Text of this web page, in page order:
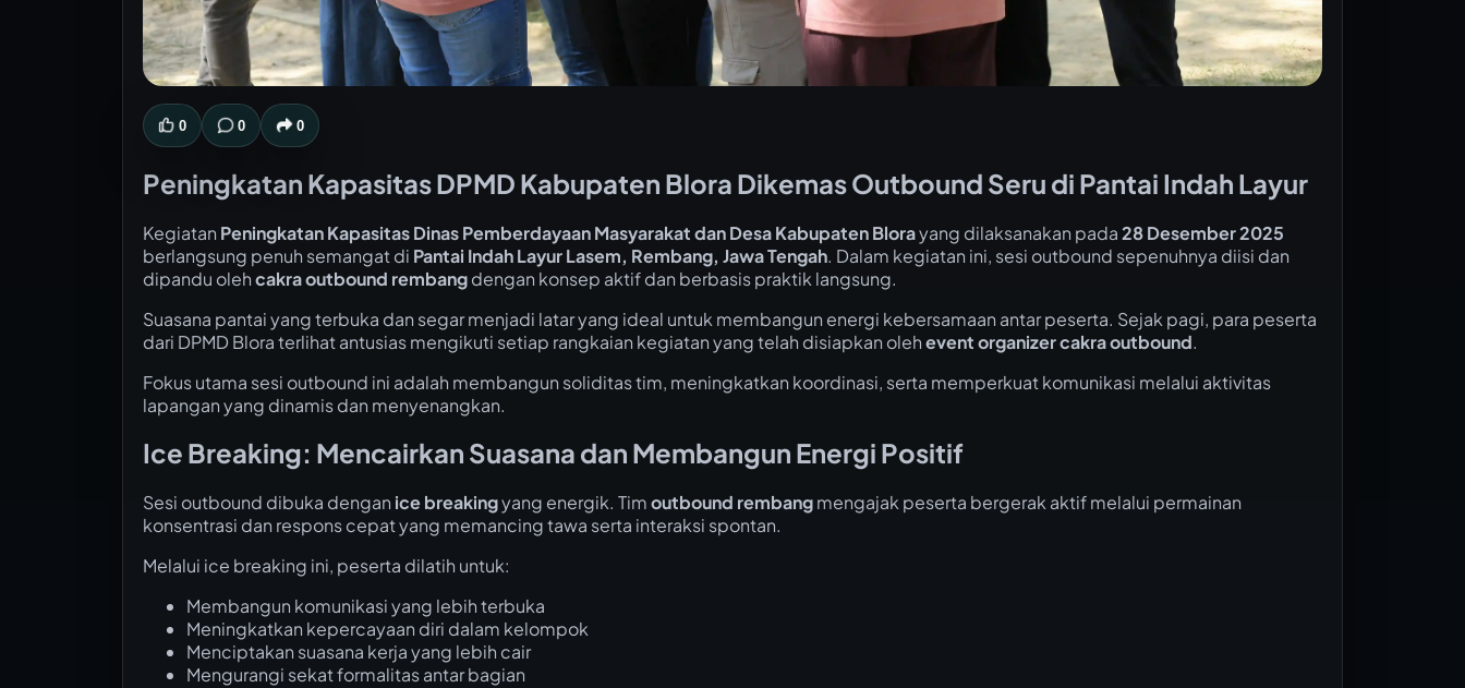
0 0 0
Peningkatan Kapasitas DPMD Kabupaten Blora Dikemas Outbound Seru di Pantai Indah Layur
Kegiatan Peningkatan Kapasitas Dinas Pemberdayaan Masyarakat dan Desa Kabupaten Blorayang dilaksanakan pada28 Desember 2025
berlangsung penuh semangat di Pantai Indah Layur Lasem, Rembang, Jawa Tengah. Dalam kegiatan ini, sesi outbound sepenuhnya diisi dan
dipandu olehcakra outbound rembangdengan konsep aktif dan berbasis praktik langsung.
Suasana pantai yang terbuka dan segar menjadi latar yang ideal untuk membangun energi kebersamaan antar peserta. Sejak pagi, para peserta
dari DPMD Blora terlihat antusias mengikuti setiap rangkaian kegiatan yang telah disiapkan olehevent organizer cakra outbound.
Fokus utama sesi outbound ini adalah membangun soliditas tim, meningkatkan koordinasi, serta memperkuat komunikasi melalui aktivitas
lapangan yang dinamis dan menyenangkan.
Ice Breaking: Mencairkan Suasana dan Membangun Energi Positif
Sesi outbound dibuka dengan ice breakingyang energik. Timoutbound rembangmengajak peserta bergerak aktif melalui permainan
konsentrasi dan respons cepat yang memancing tawa serta interaksi spontan.
Melalui ice breaking ini, peserta dilatih untuk:
Membangun komunikasi yang lebih terbuka
Meningkatkan kepercayaan diri dalam kelompok
Menciptakan suasana kerja yang lebih cair
Mengurangi sekat formalitas antar bagian